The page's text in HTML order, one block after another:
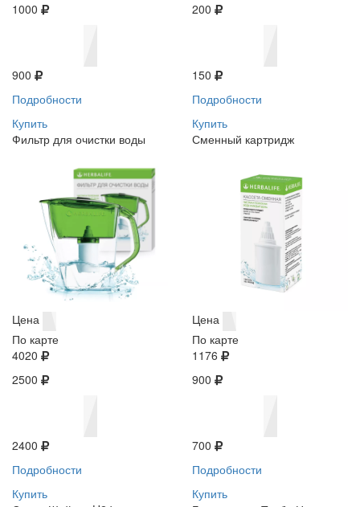
1000
900
Подробности
Купить
200
150
Подробности
Купить
Фильтр для очистки воды
Цена
По карте
4020
2500
2400
Подробности
Купить
Сменный картридж
Цена
По карте
1176
900
700
Подробности
Купить